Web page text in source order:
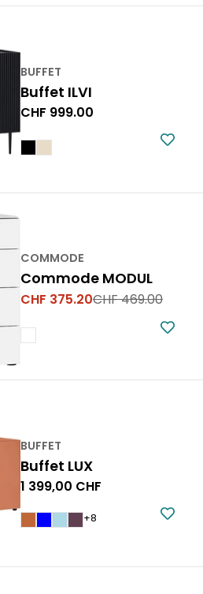
BUFFET
Buffet ILVI
Prix
CHF 999.00
COMMODE
Commode MODUL
Prix
vente
CHF 375.20
Prix
CHF 469.00
BUFFET
Buffet LUX
Prix
1 399,00 CHF
+8